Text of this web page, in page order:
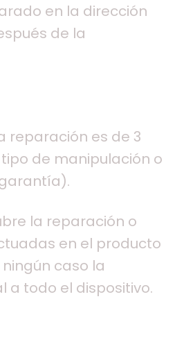
en la dirección
de la
reparación es de 3
de manipulación o
la reparación o
en el producto
caso la
a todo el dispositivo.